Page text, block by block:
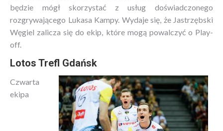
będzie mógł skorzystać z usług doświadczonego
rozgrywającego Lukasa Kampy. Wydaje się, że Jastrzębski
Węgiel zalicza się do ekip, które mogą powalczyć o Play-
off.
Lotos Trefl Gdańsk
Czwarta
ekipa